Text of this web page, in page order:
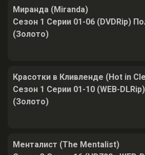
Миранда (Miranda)
Сезон 1 Серии 01-06 (DVDRip)
(Золото)
Красотки в Кливленде (Hot in
Сезон 1 Серии 01-10 (WEB-
(Золото)
Менталист (The Mentalist)